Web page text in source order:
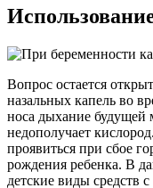
Вопрос остается
назальных капель во
носа дыхание будущей
недополучает
проявиться при сбое
рождения ребенка. В
детские виды средств